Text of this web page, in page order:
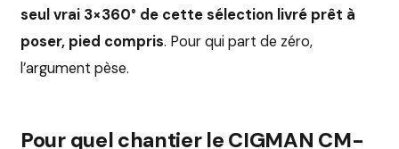
seul vrai 3×360° de cette sélection livré prêt à
poser, pied compris. Pour qui part de zéro,
l’argument pèse.
Pour quel chantier le CIGMAN CM-